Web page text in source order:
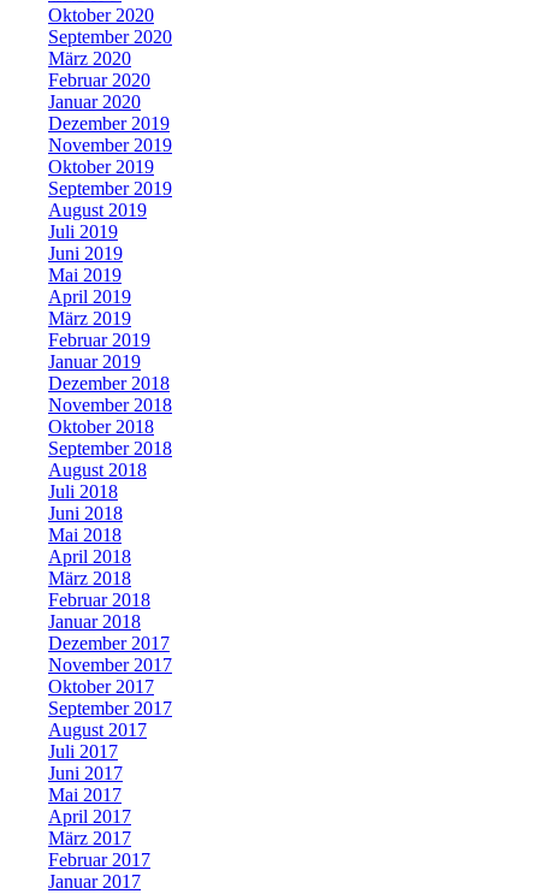
Oktober 2020
September 2020
März 2020
Februar 2020
Januar 2020
Dezember 2019
November 2019
Oktober 2019
September 2019
August 2019
Juli 2019
Juni 2019
Mai 2019
April 2019
März 2019
Februar 2019
Januar 2019
Dezember 2018
November 2018
Oktober 2018
September 2018
August 2018
Juli 2018
Juni 2018
Mai 2018
April 2018
März 2018
Februar 2018
Januar 2018
Dezember 2017
November 2017
Oktober 2017
September 2017
August 2017
Juli 2017
Juni 2017
Mai 2017
April 2017
März 2017
Februar 2017
Januar 2017